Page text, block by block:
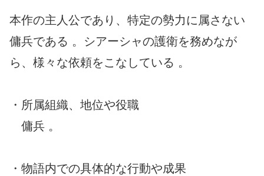
本作の主人公であり、特定の勢力に属さない
傭兵である 。シアーシャの護衛を務めなが
ら、様々な依頼をこなしている 。
・所属組織、地位や役職
傭兵 。
・物語内での具体的な行動や成果